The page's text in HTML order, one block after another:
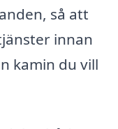
så att
innan
kamin du vill